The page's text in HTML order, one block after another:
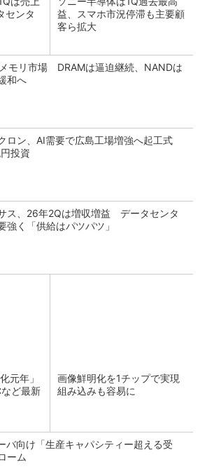
センタ
益、スマホ市況停滞も主要顧
客ら拡大
モリ市場 DRAMは逼迫継続、NANDは
和へ
ロン、AI需要で広島工場増強へ起工式
投資
ス、26年2Qは増収増益 データセンタ
強く「供給はパツパツ」
元年」
ど最新
画像鮮明化を1チップで実現
組み込みも容易に
バ向け「生産キャパシティー超える受
ーム